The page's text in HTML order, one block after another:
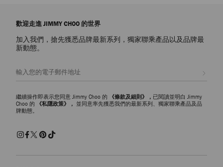
歡迎走進 JIMMY CHOO 的世界
加入我們，搶先獲悉品牌最新系列，獨家聯乘產品以及品牌最
新動態。
繼續操作即表示您同意 Jimmy Choo 的 《條款及細則》， 已閱讀並明白 Jimmy
Choo 的
《私隱政策》， 並同意率先獲悉我們的最新系列、獨家聯乘產品及品
牌動態。